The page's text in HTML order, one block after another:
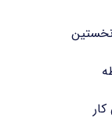
نخستین